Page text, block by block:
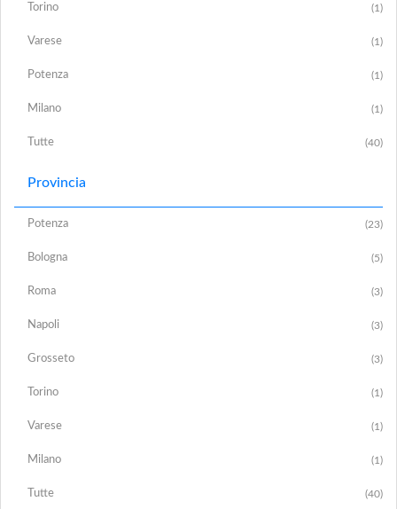
Torino (1)
Varese (1)
Potenza (1)
Milano (1)
Tutte (40)
Provincia
Potenza (23)
Bologna (5)
Roma (3)
Napoli (3)
Grosseto (3)
Torino (1)
Varese (1)
Milano (1)
Tutte (40)